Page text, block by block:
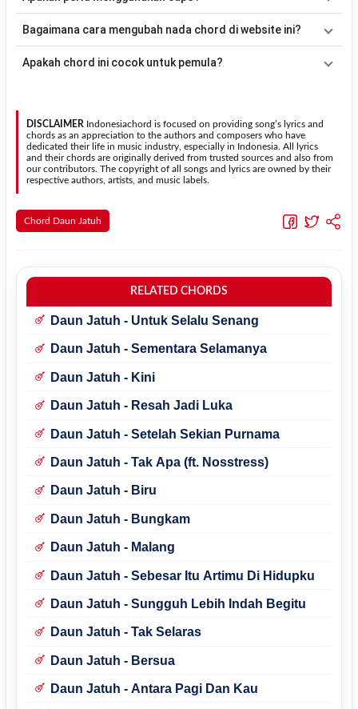
acuan, kamu dapat menggunakan pola
laguSekedar Mengagumi.
kunci dasarDm. Jika ingin mengikuti nada asli penyanyi, kamu
sesuai kebutuhan.
Bagaimana cara mengubah nada chord di website ini?
Transpose (bawah)untuk menurunkan nada. Seluruh chord akan
Apakah chord ini cocok untuk pemula?
dipelajari oleh pemula tanpa menghilangkan struktur dasar lagu.
DISCLAIMER Indonesiachord is focused on providing song’s lyrics and
chords as an appreciation to the authors and composers who have
dedicated their life in music industry, especially in Indonesia. All lyrics
and their chords are originally derived from trusted sources and also from
our contributors. The copyright of all songs and lyrics are owned by their
respective authors, artists, and music labels.
Chord Daun Jatuh
RELATED CHORDS
Daun Jatuh - Untuk Selalu Senang
Daun Jatuh - Sementara Selamanya
Daun Jatuh - Kini
Daun Jatuh - Resah Jadi Luka
Daun Jatuh - Setelah Sekian Purnama
Daun Jatuh - Tak Apa (ft. Nosstress)
Daun Jatuh - Biru
Daun Jatuh - Bungkam
Daun Jatuh - Malang
Daun Jatuh - Sebesar Itu Artimu Di Hidupku
Daun Jatuh - Sungguh Lebih Indah Begitu
Daun Jatuh - Tak Selaras
Daun Jatuh - Bersua
Daun Jatuh - Antara Pagi Dan Kau